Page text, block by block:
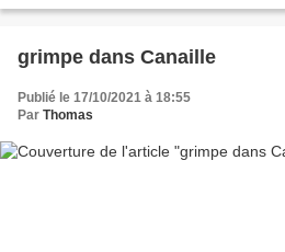
grimpe dans Canaille
Publié le 17/10/2021 à 18:55
Par Thomas